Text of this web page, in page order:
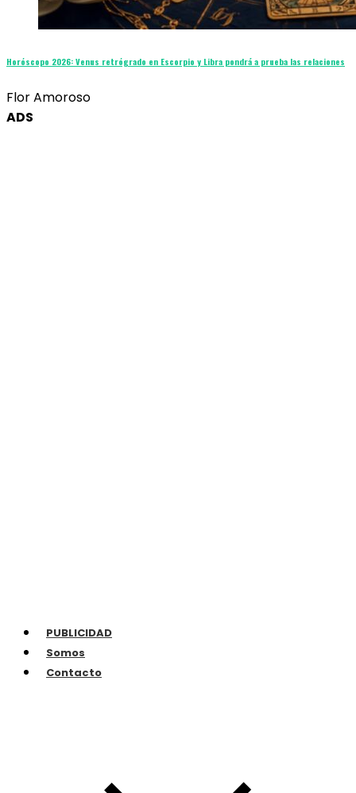
Horóscopo 2026: Venus retrógrado en Escorpio y Libra pondrá a prueba las relaciones
Flor Amoroso
ADS
PUBLICIDAD
Somos
Contacto